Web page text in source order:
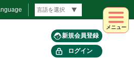
新規会員登録
ログイン
メニュー